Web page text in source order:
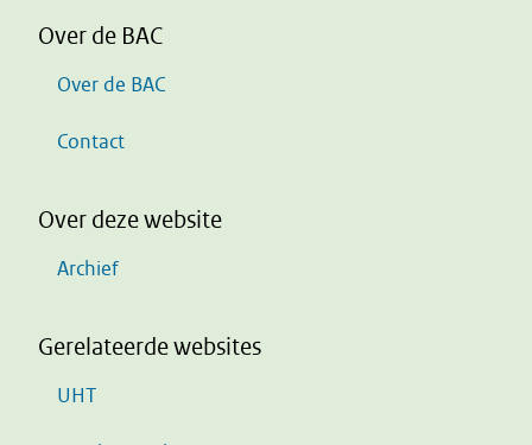
Over de BAC
Over de BAC
Contact
Over deze website
Archief
Gerelateerde websites
UHT